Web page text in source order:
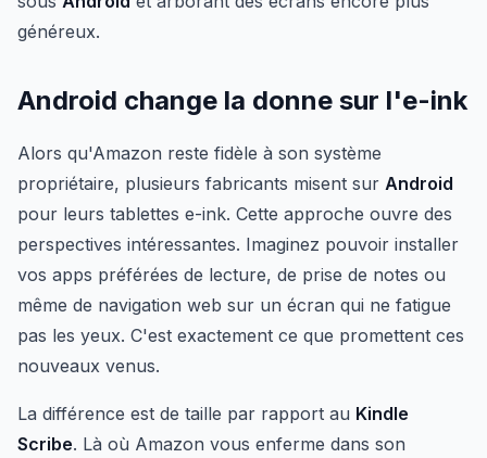
généreux.
Android change la donne sur l'e-ink
Alors qu'Amazon reste fidèle à son système
propriétaire, plusieurs fabricants misent sur Android
pour leurs tablettes e-ink. Cette approche ouvre des
perspectives intéressantes. Imaginez pouvoir installer
vos apps préférées de lecture, de prise de notes ou
même de navigation web sur un écran qui ne fatigue
pas les yeux. C'est exactement ce que promettent ces
nouveaux venus.
La différence est de taille par rapport au Kindle
Scribe. Là où Amazon vous enferme dans son